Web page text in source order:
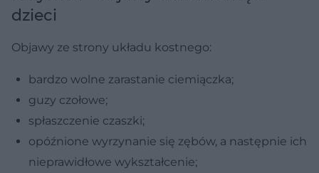
dzieci
Objawy ze strony układu kostnego:
bardzo wolne zarastanie ciemiączka;
guzy czołowe;
spłaszczenie czaszki;
opóźnione wyrzynanie się zębów, a następnie ich
nieprawidłowe wykształcenie;